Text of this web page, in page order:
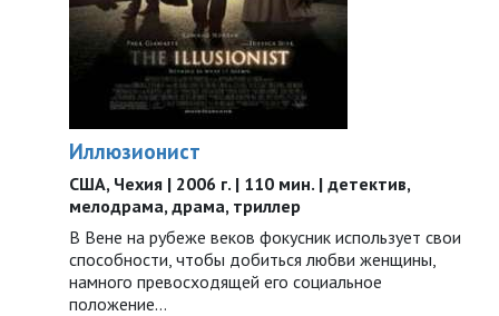
Иллюзионист
США, Чехия | 2006 г. | 110 мин. | детектив,
мелодрама, драма, триллер
В Вене на рубеже веков фокусник использует свои
способности, чтобы добиться любви женщины,
намного превосходящей его социальное
положение…